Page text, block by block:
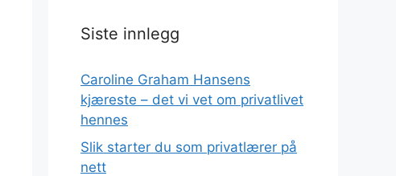
Siste innlegg
Caroline Graham Hansens
kjæreste – det vi vet om privatlivet
hennes
Slik starter du som privatlærer på
nett